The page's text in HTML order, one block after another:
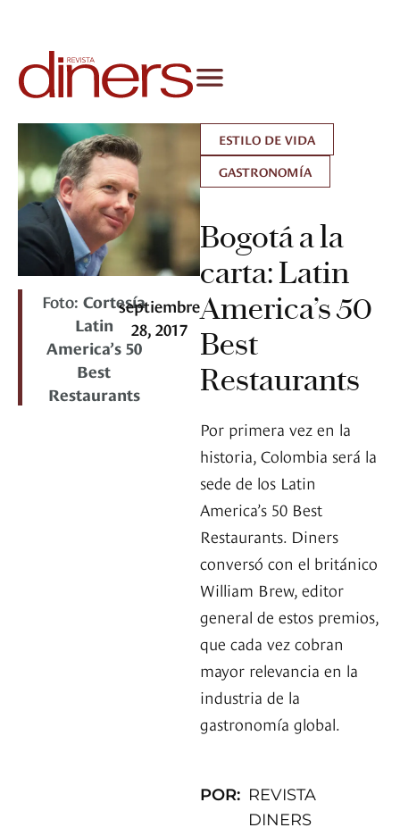
Foto:Cortesía
Latin
America’s 50
Best
Restaurants
septiembre
28, 2017
ESTILO DE VIDA
GASTRONOMÍA
Bogotá a la
carta: Latin
America’s 50
Best
Restaurants
Por primera vez en la
historia, Colombia será la
sede de los Latin
America’s 50 Best
Restaurants. Diners
conversó con el británico
William Brew, editor
general de estos premios,
que cada vez cobran
mayor relevancia en la
industria de la
gastronomía global.
POR: REVISTA
DINERS